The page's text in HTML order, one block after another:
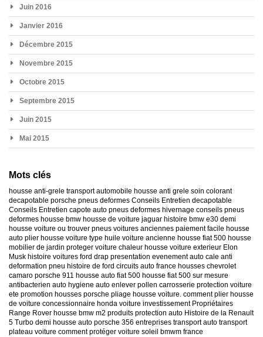
Juin 2016
Janvier 2016
Décembre 2015
Novembre 2015
Octobre 2015
Septembre 2015
Juin 2015
Mai 2015
Mots clés
housse anti-grele transport automobile housse anti grele soin colorant
decapotable porsche pneus deformes Conseils Entretien decapotable
Conseils Entretien capote auto pneus deformes hivernage conseils pneus
deformes housse bmw housse de voiture jaguar histoire bmw e30 demi
housse voiture ou trouver pneus voitures anciennes paiement facile housse
auto plier housse voiture type huile voiture ancienne housse fiat 500 housse
mobilier de jardin proteger voiture chaleur housse voiture exterieur Elon
Musk histoire voitures ford drap presentation evenement auto cale anti
deformation pneu histoire de ford circuits auto france housses chevrolet
camaro porsche 911 housse auto fiat 500 housse fiat 500 sur mesure
antibacterien auto hygiene auto enlever pollen carrosserie protection voiture
ete promotion housses porsche pliage housse voiture. comment plier housse
de voiture concessionnaire honda voiture investissement Propriétaires
Range Rover housse bmw m2 produits protection auto Histoire de la Renault
5 Turbo demi housse auto porsche 356 entreprises transport auto transport
plateau voiture comment protéger voiture soleil bmwm france